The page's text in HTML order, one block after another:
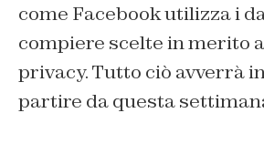
come Facebook utilizza i
compiere scelte in merito
privacy. Tutto ciò avverrà
partire da questa